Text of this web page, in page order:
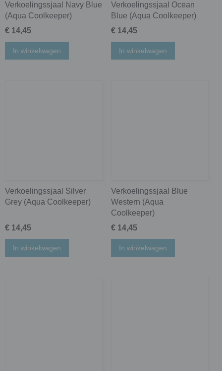
Verkoelingssjaal Navy Blue
(Aqua Coolkeeper)
€ 14,45
In winkelwagen
Verkoelingssjaal Ocean
Blue (Aqua Coolkeeper)
€ 14,45
In winkelwagen
Verkoelingssjaal Silver
Grey (Aqua Coolkeeper)
€ 14,45
In winkelwagen
Verkoelingssjaal Blue
Western (Aqua
Coolkeeper)
€ 14,45
In winkelwagen